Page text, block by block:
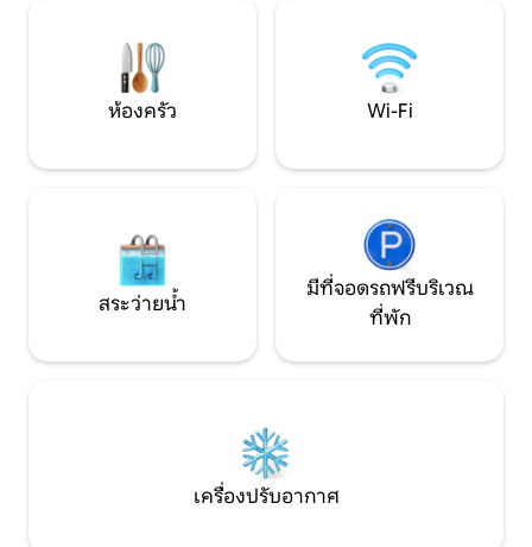
ห้องครัว Wi-Fi
สระว่ายน้ำ
มีที่จอดรถฟรีบริเวณ
ที่พัก
เครื่องปรับอากาศ